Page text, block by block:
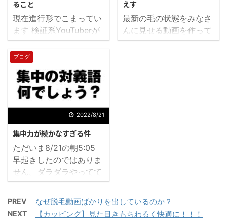
す！ ◆ ◆
◆ ◆ ◆ ◆
せん！笑 結論から言いま
すと（家庭用）脱毛動画
ばかりだしている理由は
そうしないと再生数伸
びず登録数は減りまくる
おおおおおおおおおおお
おおおおおおおおおお
ること
現在進行形でこまってい
ます 検証系YouTuberが
一番こまること、それ
は・・・ ビフォーの素
材がすぐ枯渇してしまう
です。 こんなことなら
もっと剛毛時代の写真を
とこれまで何度思ったこ
とか 僕にはワキ毛ボウ
ボウのビフォー素材がほ
ぼない 十年以上前の写
真引っ張りだしてもない
そりゃあそうだろう 自分
た状態の写真なぞ意図的
にやらない限り撮れるわ
えす
最新の毛の状態をみなさ
んに見せる動画を作って
います。 といっても毛の
タを使って 「最新の報
告」として編集もある程
ブログ
2022/8/21
集中力が続かなすぎる件
ただいま8/21の朝5:05
早起きしたのではありま
せん。ダラダラやってて
この時間です
前
回のブログ投稿が8/5な
ので16日間空いてしまい
ました。 これには理由が
PREV なぜ脱毛動画ばかりを出しているのか？
NEXT 【カッピング】見た目きもちわるく快適に！！！